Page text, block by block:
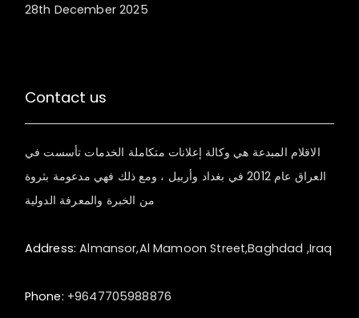
28th December 2025
Contact us
الاقلام المبدعة هي وكالة إعلانات متكاملة الخدمات تأسست في
العراق عام 2012 في بغداد وأربيل ، ومع ذلك فهي مدعومة بثروة
من الخبرة والمعرفة الدولية
Address: Almansor,Al Mamoon Street,Baghdad ,Iraq
Phone: +9647705988876